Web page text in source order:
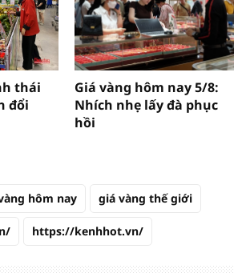
thái
đổi
Giá vàng hôm nay 5/8:
Nhích nhẹ lấy đà phục
hồi
hôm nay giá vàng thế giới
https://kenhhot.vn/